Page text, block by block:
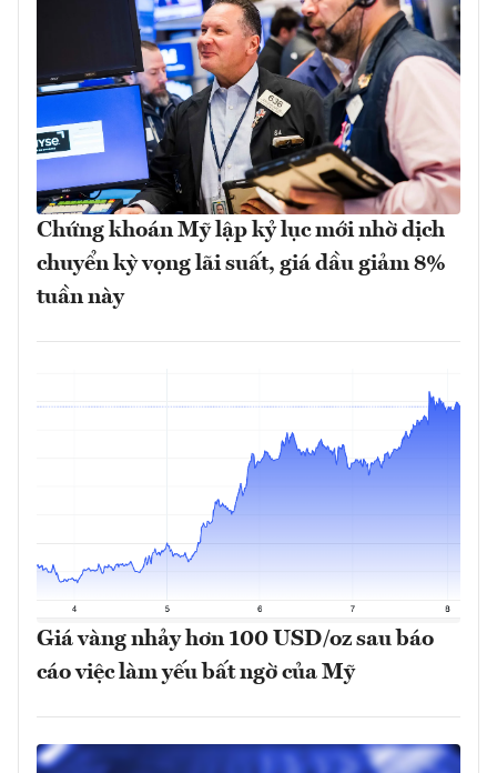
Chứng khoán Mỹ lập kỷ lục mới nhờ dịch
chuyển kỳ vọng lãi suất, giá dầu giảm 8%
tuần này
Giá vàng nhảy hơn 100 USD/oz sau báo
cáo việc làm yếu bất ngờ của Mỹ